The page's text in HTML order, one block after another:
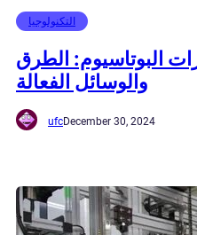
التكنولوجيا
البوتاسيوم: الطرق
والوسائل الفعالة
ufcDecember 30, 2024